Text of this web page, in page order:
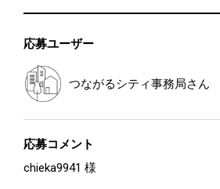
応募ユーザー
つながるシティ事務局さん
応募コメント
chieka9941 様